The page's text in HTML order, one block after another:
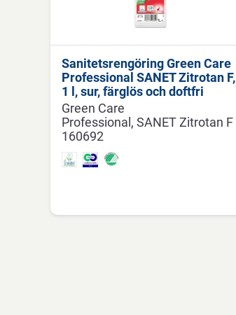
Sanitetsrengöring Green Care
Professional SANET Zitrotan F,
1 l, sur, färglös och doftfri
Green Care
Professional
SANET Zitrotan F
160692